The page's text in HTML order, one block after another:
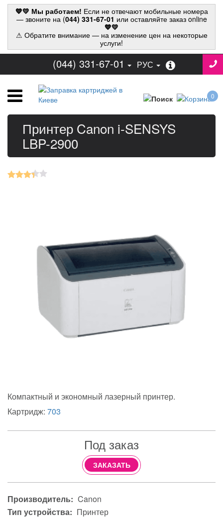
💙💛 Мы работаем! Если не отвечают мобильные номера
— звоните на (044) 331-67-01 или оставляйте заказ online
💙💛
⚠ Обратите внимание — на изменение цен на некоторые
услуги!
(044) 331-67-01 РУС
0
Принтер Canon i-SENSYS
LBP-2900
Компактный и экономный лазерный принтер.
Картридж: 703
Под заказ
ЗАКАЗАТЬ
Производитель: Canon
Тип устройства: Принтер